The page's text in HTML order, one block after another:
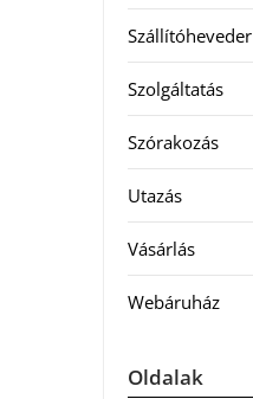
Szállítóheveder
Szolgáltatás
Szórakozás
Utazás
Vásárlás
Webáruház
Oldalak